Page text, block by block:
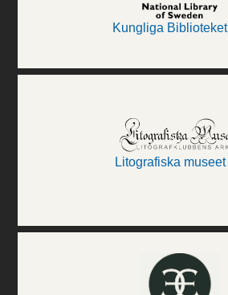
Kungliga Biblioteket
Litografiska museet